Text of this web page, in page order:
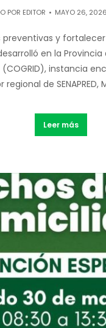
POR EDITOR MAYO 26, 2026
y
en la
instancia
de SENAPRED,
Leer más